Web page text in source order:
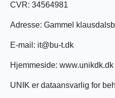
CVR: 34564981
Adresse: Gammel
E-mail: it@bu-t.dk
Hjemmeside: www.unikdk.dk
UNIK er dataansvarlig for